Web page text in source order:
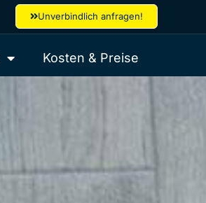
Unverbindlich anfragen!
Kosten & Preise